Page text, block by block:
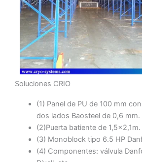
Soluciones CRIO
(1) Panel de PU de 100 mm
dos lados Baosteel de 0,6 mm.
(2)Puerta batiente de 1,5×2,1m.
(3) Monoblock tipo 6.5 HP
(4) Componentes: válvula